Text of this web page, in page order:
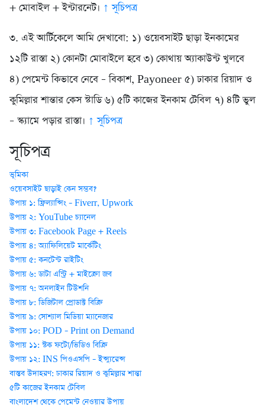
+ মোবাইল + ইন্টারনেট। ↑ সূচিপত্র
৩. এই আর্টিকেলে আমি দেখাবো: ১) ওয়েবসাইট ছাড়া ইনকামের
১২টি রাস্তা ২) কোনটা মোবাইলে হবে ৩) কোথায় অ্যাকাউন্ট খুলবে
৪) পেমেন্ট কিভাবে নেবে – বিকাশ, Payoneer ৫) ঢাকার রিয়াদ ও
কুমিল্লার শান্তার কেস স্টাডি ৬) ৫টি কাজের ইনকাম টেবিল ৭) ৪টি ভুল
– স্ক্যামে পড়ার রাস্তা। ↑ সূচিপত্র
সূচিপত্র
ভূমিকা
ওয়েবসাইট ছাড়াই কেন সম্ভব?
উপায় ১: ফ্রিল্যান্সিং – Fiverr, Upwork
উপায় ২: YouTube চ্যানেল
উপায় ৩: Facebook Page + Reels
উপায় ৪: অ্যাফিলিয়েট মার্কেটিং
উপায় ৫: কনটেন্ট রাইটিং
উপায় ৬: ডাটা এন্ট্রি + মাইক্রো জব
উপায় ৭: অনলাইন টিউশনি
উপায় ৮: ডিজিটাল প্রোডাক্ট বিক্রি
উপায় ৯: সোশ্যাল মিডিয়া ম্যানেজার
উপায় ১০: POD – Print on Demand
উপায় ১১: স্টক ফটো/ভিডিও বিক্রি
উপায় ১২: INS পিওএসপি – ইন্স্যুরেন্স
বাস্তব উদাহরণ: ঢাকার রিয়াদ ও কুমিল্লার শান্তা
৫টি কাজের ইনকাম টেবিল
বাংলাদেশ থেকে পেমেন্ট নেওয়ার উপায়